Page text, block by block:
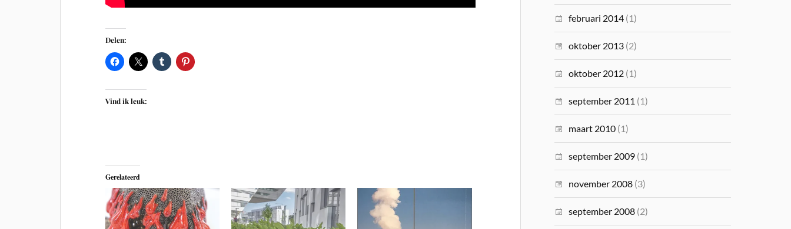
Delen:
Vind ik leuk:
Gerelateerd
februari 2014 (1)
oktober 2013 (2)
oktober 2012 (1)
september 2011 (1)
maart 2010 (1)
september 2009 (1)
november 2008 (3)
september 2008 (2)